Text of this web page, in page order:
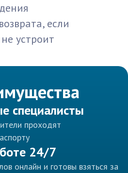
если
устроит
специалисты
проходят
24/7
онлайн и готовы взяться за